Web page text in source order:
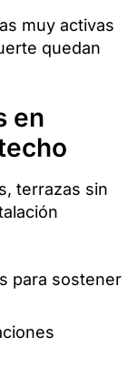
muy activas
quedan
en
terrazas sin
para sostener